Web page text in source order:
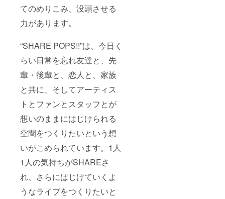
てのめりこみ、没頭させる
力があります。
“SHARE POPS!!”は、今日く
らい日常を忘れ友達と、先
輩・後輩と、恋人と、家族
と共に、そしてアーティス
トとファンとスタッフとが
想いのままにはじけられる
空間をつくりたいという想
いがこめられています。1人
1人の気持ちがSHAREさ
れ、さらにはじけていくよ
うなライブをつくりたいと